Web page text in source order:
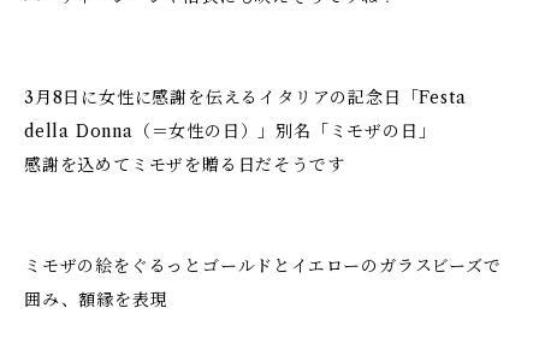
3月8日に女性に感謝を伝えるイタリアの記念日「Festa
della Donna（＝女性の日）」別名「ミモザの日」
感謝を込めてミモザを贈る日だそうです
ミモザの絵をぐるっとゴールドとイエローのガラスビーズで
囲み、額縁を表現